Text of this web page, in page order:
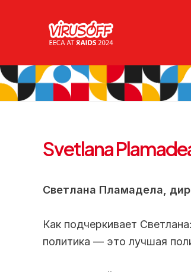
содержимому
Svetlana
Светлана Пламадела,
Как подчеркивает
политика — это лучшая